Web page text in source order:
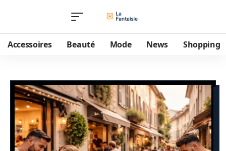
Accessoires Beauté Mode News Shopping